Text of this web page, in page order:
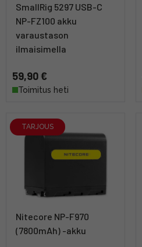
SmallRig 5297 USB-C
NP-FZ100 akku
varaustason
ilmaisimella
59,90 €
Toimitus heti
TARJOUS
Nitecore NP-F970
(7800mAh) -akku